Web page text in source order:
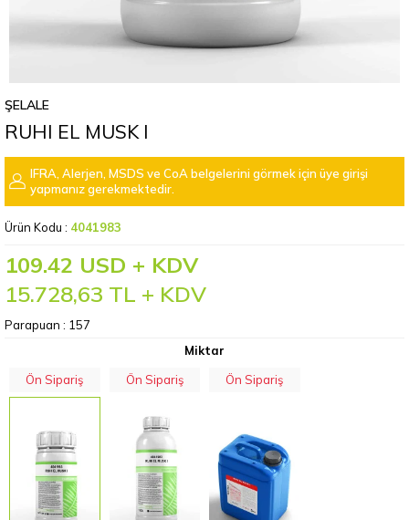
ŞELALE
RUHI EL MUSK I
IFRA, Alerjen, MSDS ve CoA belgelerini görmek için üye girişi
yapmanız gerekmektedir.
Ürün Kodu : 4041983
109.42 USD + KDV
15.728,63 TL + KDV
Parapuan : 157
Miktar
Ön Sipariş
Ön Sipariş Ön Sipariş